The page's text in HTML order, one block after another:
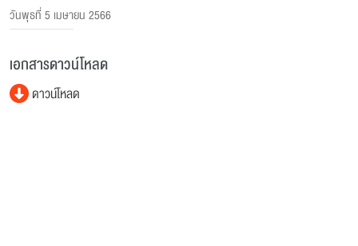
วันพุธที่ 5 เมษายน 2566
เอกสารดาวน์โหลด
ดาวน์โหลด